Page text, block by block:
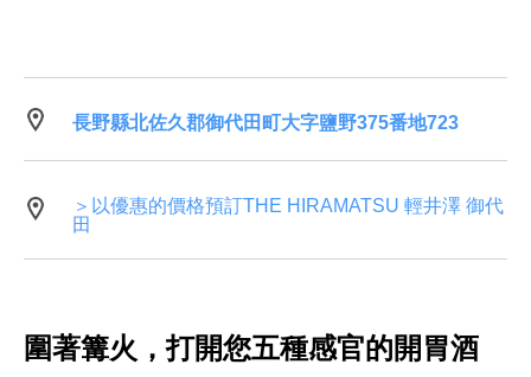
長野縣北佐久郡御代田町大字鹽野375番地723
＞以優惠的價格預訂THE HIRAMATSU 輕井澤 御代
田
圍著篝火，打開您五種感官的開胃酒